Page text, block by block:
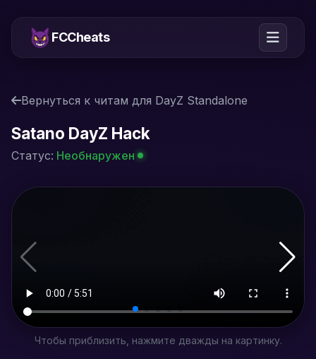
FCCheats
Вернуться к читам для DayZ Standalone
Satano DayZ Hack
Статус: Необнаружен
Чтобы приблизить, нажмите дважды на картинку.